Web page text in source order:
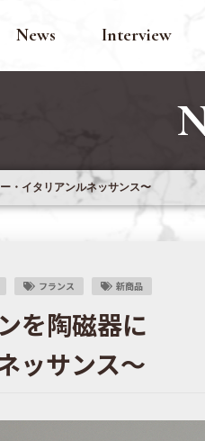
News Interview
・イタリアンルネッサンス〜
フランス 新商品
を陶磁器に
ッサンス〜